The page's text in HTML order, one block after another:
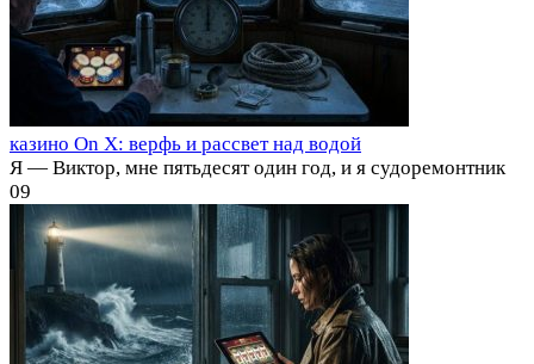
казино On X: верфь и рассвет над водой
Я — Виктор, мне пятьдесят один год, и я судоремонтник
09